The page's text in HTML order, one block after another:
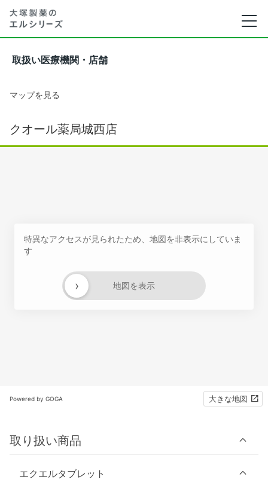
取扱い医療機関・店舗
マップを見る
クオール薬局城西店
特異なアクセスが見られたため、地図を非表示にしていま
す
地図を表示
›
Powered by GOGA 大きな地図
取り扱い商品
エクエルタブレット